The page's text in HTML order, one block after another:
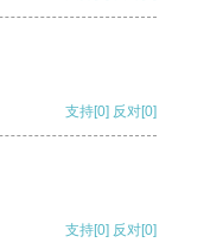
支持[0] 反对[0]
支持[0] 反对[0]